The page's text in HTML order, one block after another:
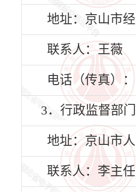
地址：京山市
联系人：王薇
电话（传真）
3．行政监督部
地址：京山市
联系人：李主任